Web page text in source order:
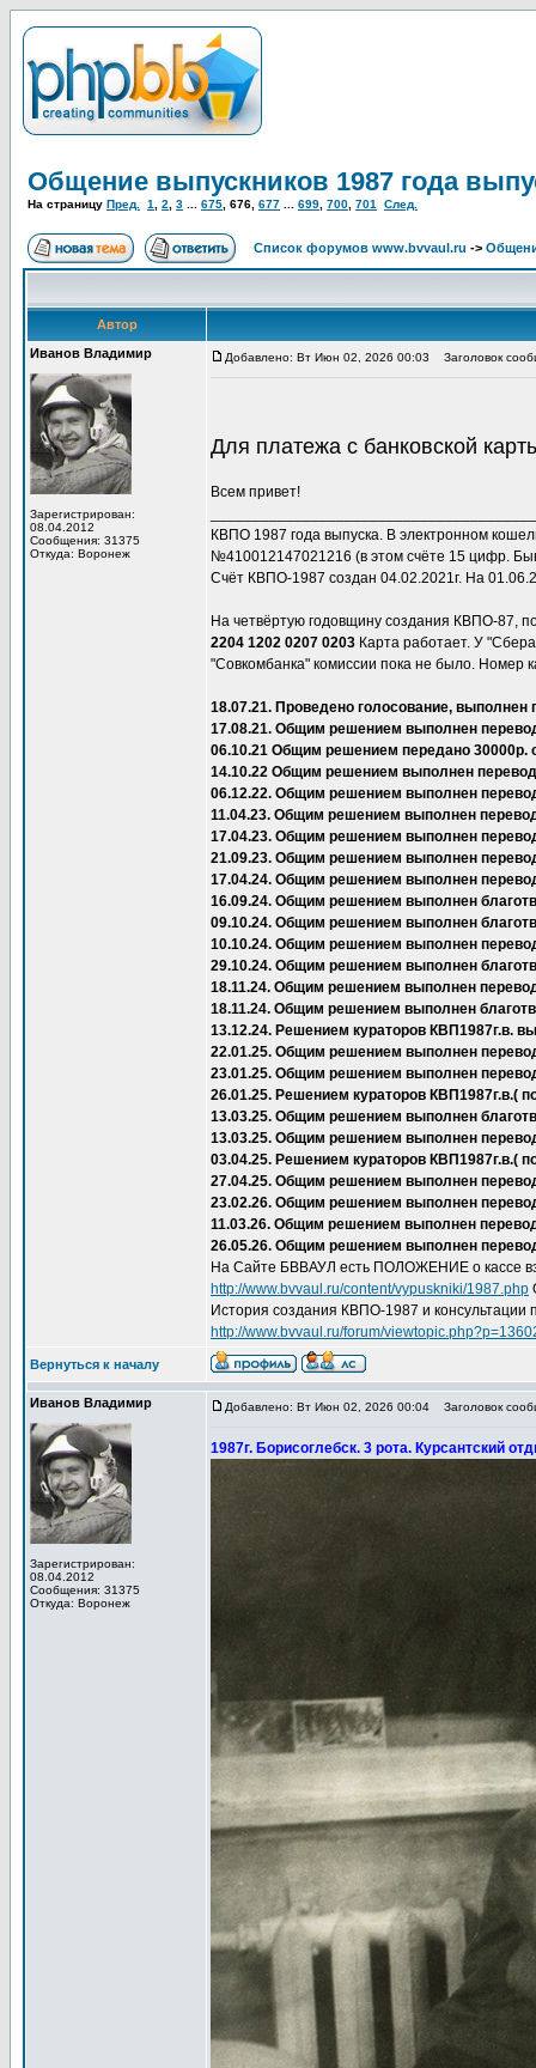
Общение выпускников 1987 года
На страницу Пред. 1 2 3 675 676 677 699 700 701 След.
Список форумов www.bvvaul.ru ->
Автор
Иванов Владимир
Зарегистрирован:
08.04.2012
Сообщения: 31375
Откуда: Воронеж
Добавлено: Вт Июн 02, 2026 00:03 Заголовок
Для платежа с банковской
Всем привет!
КВПО 1987 года выпуска. В электронном
№410012147021216 (в этом счёте 15 цифр.
Счёт КВПО-1987 создан 04.02.2021г. На
На четвёртую годовщину создания КВПО-87,
2204 1202 0207 0203 Карта работает. У
"Совкомбанка" комиссии пока не было. Номер
18.07.21. Проведено голосование,
17.08.21. Общим решением выполнен
06.10.21 Общим решением передано 30000р.
14.10.22 Общим решением выполнен
06.12.22. Общим решением выполнен
11.04.23. Общим решением выполнен
17.04.23. Общим решением выполнен
21.09.23. Общим решением выполнен
17.04.24. Общим решением выполнен
16.09.24. Общим решением выполнен
09.10.24. Общим решением выполнен
10.10.24. Общим решением выполнен
29.10.24. Общим решением выполнен
18.11.24. Общим решением выполнен
18.11.24. Общим решением выполнен
13.12.24. Решением кураторов КВП1987г.в.
22.01.25. Общим решением выполнен
23.01.25. Общим решением выполнен
26.01.25. Решением кураторов КВП1987г.в.(
13.03.25. Общим решением выполнен
13.03.25. Общим решением выполнен
03.04.25. Решением кураторов КВП1987г.в.(
27.04.25. Общим решением выполнен
23.02.26. Общим решением выполнен
11.03.26. Общим решением выполнен
26.05.26. Общим решением выполнен
На Сайте БВВАУЛ есть ПОЛОЖЕНИЕ о кассе
http://www.bvvaul.ru/content/vypuskniki/1987.php
История создания КВПО-1987 и консультации
http://www.bvvaul.ru/forum/
Вернуться к началу
Иванов Владимир
Зарегистрирован:
08.04.2012
Сообщения: 31375
Откуда: Воронеж
Добавлено: Вт Июн 02, 2026 00:04 Заголовок
1987г. Борисоглебск. 3 рота. Курсантский